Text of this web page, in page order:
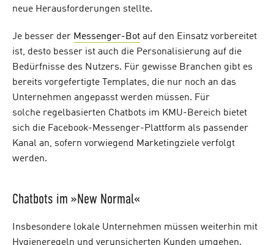
neue Herausforderungen stellte.
Je besser der Messenger-Bot auf den Einsatz vorbereitet
ist, desto besser ist auch die Personalisierung auf die
Bedürfnisse des Nutzers. Für gewisse Branchen gibt es
bereits vorgefertigte Templates, die nur noch an das
Unternehmen angepasst werden müssen. Für
solche regelbasierten Chatbots im KMU-Bereich bietet
sich die Facebook-Messenger-Plattform als passender
Kanal an, sofern vorwiegend Marketingziele verfolgt
werden.
Chatbots im »New Normal«
Insbesondere lokale Unternehmen müssen weiterhin mit
Hygieneregeln und verunsicherten Kunden umgehen.